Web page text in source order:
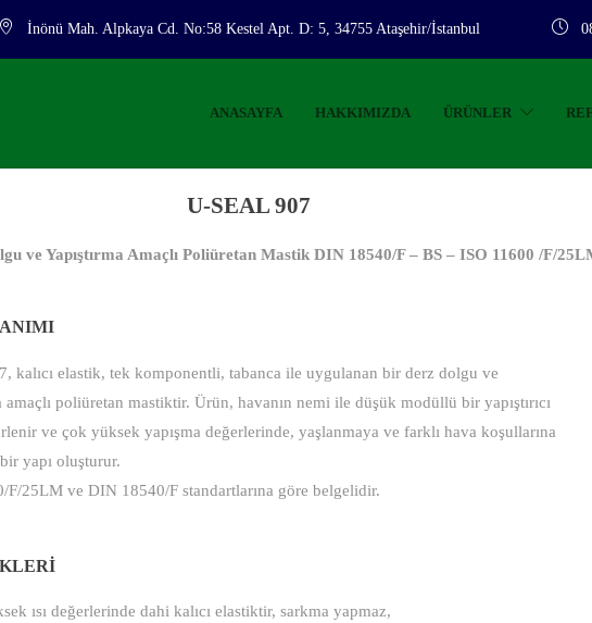
İnönü Mah. Alpkaya Cd. No:58 Kestel Apt. D: 5, 34755 Ataşehir/İstanbul
ANASAYFA HAKKIMIZDA ÜRÜNLER
U-SEAL 907
ve Yapıştırma Amaçlı Poliüretan Mastik DIN 18540/F – BS – ISO 11600 /F/
kalıcı elastik, tek komponentli, tabanca ile uygulanan bir derz dolgu ve
amaçlı poliüretan mastiktir. Ürün, havanın nemi ile düşük modüllü bir yapıştırıcı
ve çok yüksek yapışma değerlerinde, yaşlanmaya ve farklı hava koşullarına
yapı oluşturur.
F/25LM ve DIN 18540/F standartlarına göre belgelidir.
ısı değerlerinde dahi kalıcı elastiktir, sarkma yapmaz,